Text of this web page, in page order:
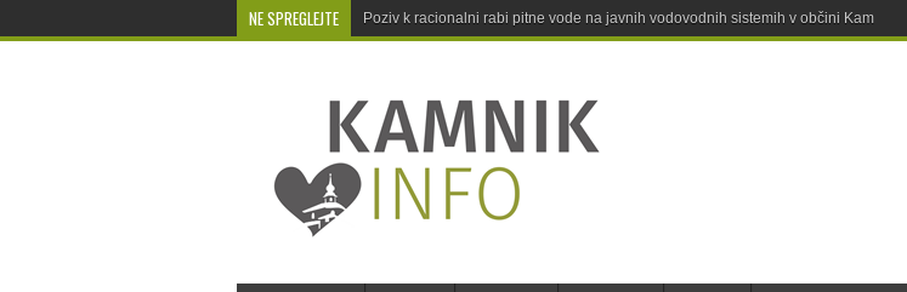
NE SPREGLEJTE Poziv k racionalni rabi pitne vode na javnih vodovodnih sistemih v občini Kamnik